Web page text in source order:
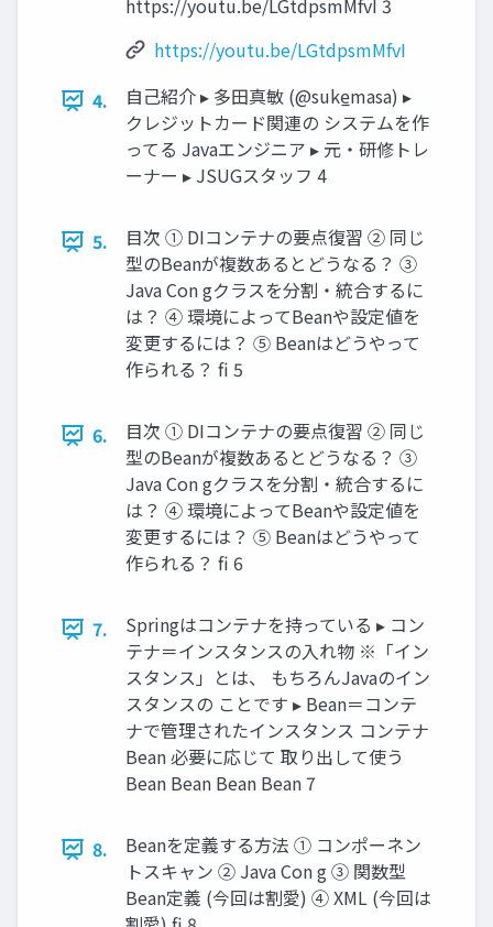
https://youtu.be/LGtdpsmMfvI 3
https://youtu.be/LGtdpsmMfvI
4.
自己紹介 ▸ 多田真敏 (@suke̲masa) ▸
クレジットカード関連の システムを作
ってる Javaエンジニア ▸ 元・研修トレ
ーナー ▸ JSUGスタッフ 4
5.
目次 ① DIコンテナの要点復習 ② 同じ
型のBeanが複数あるとどうなる？ ③
Java Con gクラスを分割・統合するに
は？ ④ 環境によってBeanや設定値を
変更するには？ ⑤ Beanはどうやって
作られる？ fi 5
6.
目次 ① DIコンテナの要点復習 ② 同じ
型のBeanが複数あるとどうなる？ ③
Java Con gクラスを分割・統合するに
は？ ④ 環境によってBeanや設定値を
変更するには？ ⑤ Beanはどうやって
作られる？ fi 6
7.
Springはコンテナを持っている ▸ コン
テナ＝インスタンスの入れ物 ※「イン
スタンス」とは、 もちろんJavaのイン
スタンスの ことです ▸ Bean＝コンテ
ナで管理されたインスタンス コンテナ
Bean 必要に応じて 取り出して使う
Bean Bean Bean Bean 7
8.
Beanを定義する方法 ① コンポーネン
トスキャン ② Java Con g ③ 関数型
Bean定義 (今回は割愛) ④ XML (今回は